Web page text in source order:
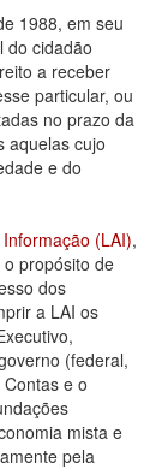
1988, em seu
do cidadão
a receber
particular, ou
no prazo da
aquelas cujo
e do
(LAI),
propósito de
dos
a LAI os
(federal,
e o
mista e
pela